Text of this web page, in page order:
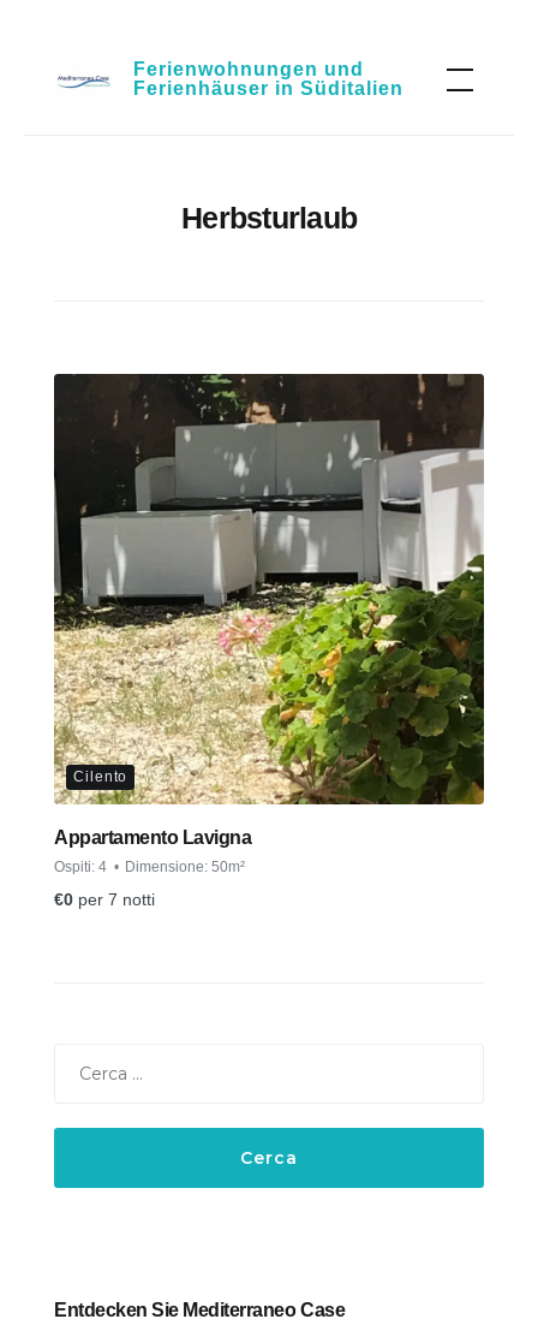
Ferienwohnungen und
Ferienhäuser in Süditalien
Herbsturlaub
Cilento
Appartamento Lavigna
Ospiti: 4 Dimensione: 50m²
€0 per 7 notti
Entdecken Sie Mediterraneo Case